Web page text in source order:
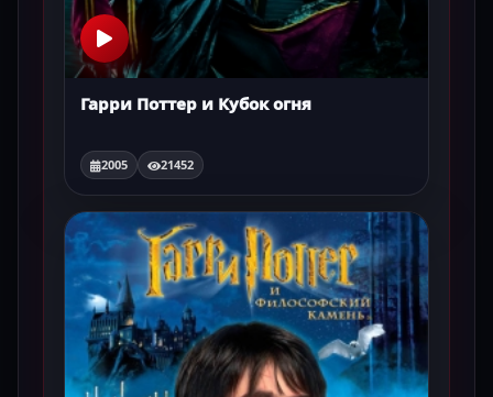
Гарри Поттер и Кубок огня
2005 21452